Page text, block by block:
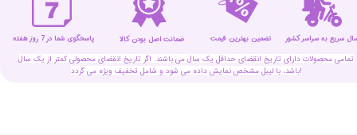
تمامی محصولات دارای تاریخ انقضای حداقل یک سال می باشند. اگر تاریخ انقضای محصولی کمتر از یک سال
باشد، با لیبل مشخص نمایش داده می شود و شامل تخفیف ویژه می گردد!
ضمانت اصل بودن کالا تضمین بهترین قیمت پاسخگوی شما در 7 روز هفته سریع به سراسر کشور